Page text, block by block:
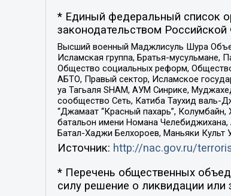
* Единый федеральный список
законодательством
Высший военный Маджлисуль Шура
Исламская группа, Братья-мусульмане,
Общество социальных реформ,
АБТО, Правый сектор, Исламское
уа Тагьаля SHAM, АУМ Синрике,
сообщество Сеть, Катиба Таухид валь-
“Джамаат “Красный пахарь”,
батальон имени Номана
Батал-Хаджи Белхороев, Маньяки
Источник: http://nac.gov.ru/
* Перечень общественных
силу решение о ликвидации или